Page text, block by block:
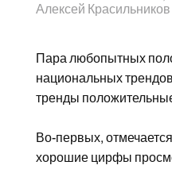
Алексей Красильников
Пара любопытных
национальных
тренды
Во-первых,
хорошие цирфы